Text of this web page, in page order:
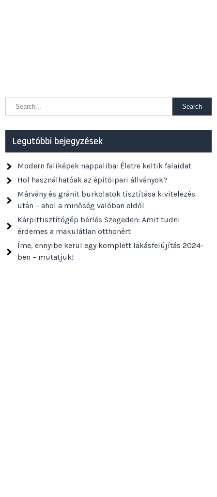
Legutóbbi bejegyzések
Modern faliképek nappaliba: Életre keltik falaidat
Hol használhatóak az építőipari állványok?
Márvány és gránit burkolatok tisztítása kivitelezés
után – ahol a minőség valóban eldől
Kárpittisztítógép bérlés Szegeden: Amit tudni
érdemes a makulátlan otthonért
Íme, ennyibe kerül egy komplett lakásfelújítás 2024-
ben – mutatjuk!